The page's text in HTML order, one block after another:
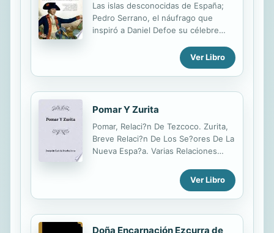
Las islas desconocidas de España;
Pedro Serrano, el náufrago que
inspiró a Daniel Defoe su célebre
real de la Antártida… y otros hechos
de la historia de España
escasamente pregonados, o cuyo
desarrollo no acaeció en modo
alguno como nos lo habían contado.
Tras el enorme éxito de Eso no
estaba en mi libro de Historia de
España, una obra que ha
conquistado a miles de lectores,
sorprendernos con once nuevos
capítulos con los que disfrutaremos
y aprenderemos sobre los aspectos
menos divulgados de nuestra...
Ver Libro
Pomar Y Zurita
Pomar, Relaci?n De Tezcoco. Zurita,
Breve Relaci?n De Los Se?ores De La
Nueva Espa?a. Varias Relaciones
Ver Libro
Doña Encarnación Ezcurra de